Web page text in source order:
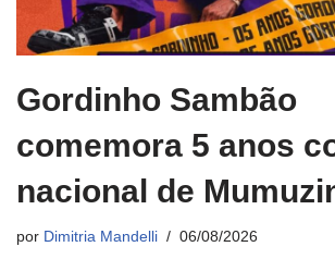
Gordinho Sambão
comemora 5 anos
nacional de
por Dimitria Mandelli 06/08/2026